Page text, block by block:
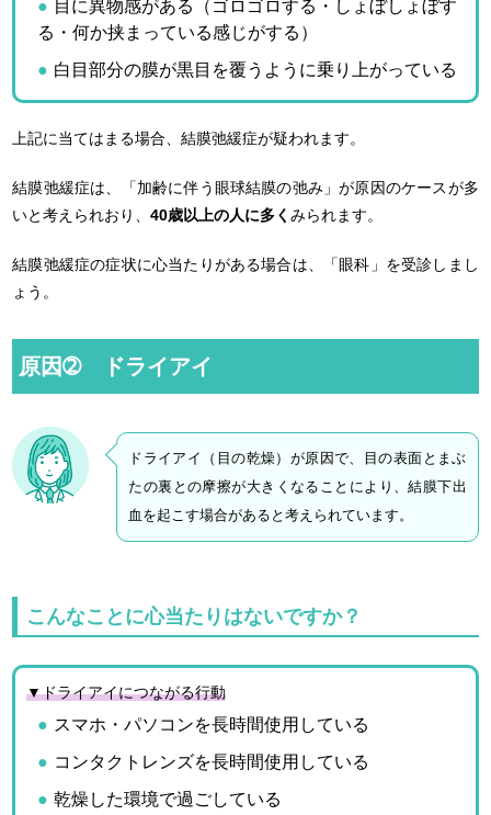
目に異物感がある（ゴロゴロする・しょぼしょぼす
る・何か挟まっている感じがする）
白目部分の膜が黒目を覆うように乗り上がっている
上記に当てはまる場合、結膜弛緩症が疑われます。
結膜弛緩症は、「加齢に伴う眼球結膜の弛み」が原因のケースが多
いと考えられおり、40歳以上の人に多くみられます。
結膜弛緩症の症状に心当たりがある場合は、「眼科」を受診しまし
ょう。
原因➁ ドライアイ
ドライアイ（目の乾燥）が原因で、目の表面とまぶ
たの裏との摩擦が大きくなることにより、結膜下出
血を起こす場合があると考えられています。
こんなことに心当たりはないですか？
▼ドライアイにつながる行動
スマホ・パソコンを長時間使用している
コンタクトレンズを長時間使用している
乾燥した環境で過ごしている